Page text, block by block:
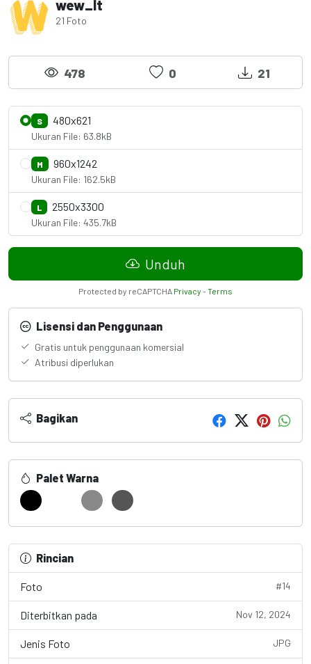
wew_lt
21 Foto
478 0 21
S 480x621
Ukuran File: 63.8kB
M 960x1242
Ukuran File: 162.5kB
L 2550x3300
Ukuran File: 435.7kB
Unduh
Protected by reCAPTCHA Privacy -Terms
Lisensi dan Penggunaan
Gratis untuk penggunaan komersial
Atribusi diperlukan
Bagikan
Palet Warna
Rincian
Foto #14
Diterbitkan pada Nov 12, 2024
Jenis Foto JPG